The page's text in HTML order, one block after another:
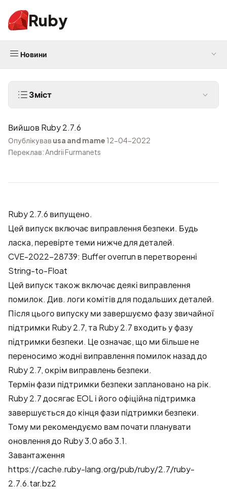
Ruby
Новини
Зміст
Вийшов Ruby 2.7.6
Опублікував usa and mame 12-04-2022
Переклав: Andrii Furmanets
Ruby 2.7.6 випущено.
Цей випуск включає виправлення безпеки. Будь
ласка, перевірте теми нижче для деталей.
CVE-2022-28739: Buffer overrun в перетворенні
String-to-Float
Цей випуск також включає деякі виправлення
помилок. Див. логи комітівдля подальших деталей.
Після цього випуску ми завершуємо фазу звичайної
підтримки Ruby 2.7, та Ruby 2.7 входить у фазу
підтримки безпеки. Це означає, що ми більше не
переносимо жодні виправлення помилок назад до
Ruby 2.7, окрім виправлень безпеки.
Термін фази підтримки безпеки заплановано на рік.
Ruby 2.7 досягає EOL і його офіційна підтримка
завершується до кінця фази підтримки безпеки.
Тому ми рекомендуємо вам почати планувати
оновлення до Ruby 3.0 або 3.1.
Завантаження
https://cache.ruby-lang.org/pub/ruby/2.7/ruby-
2.7.6.tar.bz2